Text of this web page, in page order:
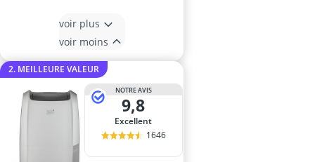
voir plus
voir moins
2. MEILLEURE VALEUR
NOTRE AVIS
9,8
Excellent
1646